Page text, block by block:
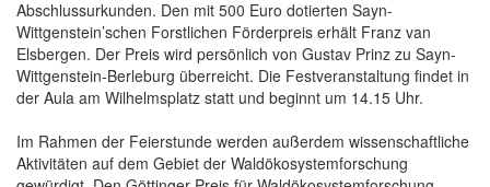
Abschlussurkunden. Den mit 500 Euro dotierten Sayn-
Wittgenstein’schen Forstlichen Förderpreis erhält Franz van
Elsbergen. Der Preis wird persönlich von Gustav Prinz zu Sayn-
Wittgenstein-Berleburg überreicht. Die Festveranstaltung findet in
der Aula am Wilhelmsplatz statt und beginnt um 14.15 Uhr.
Im Rahmen der Feierstunde werden außerdem wissenschaftliche
Aktivitäten auf dem Gebiet der Waldökosystemforschung